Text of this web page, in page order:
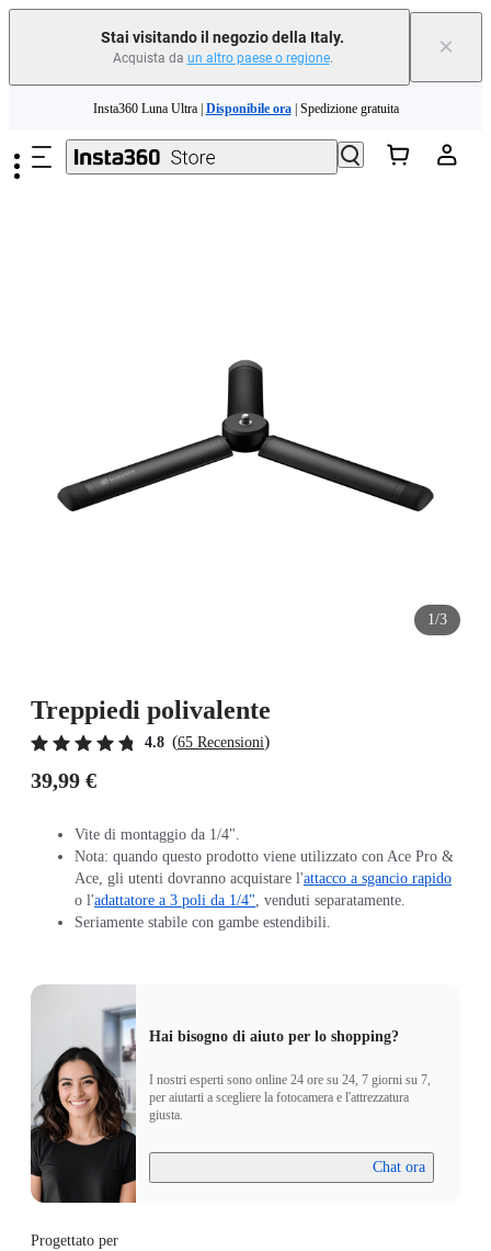
Stai visitando il negozio della Italy.
Acquista da un altro paese o regione. ×
Need shopping help? | Chat with our experts now!
Insta360 Luna Ultra | Disponibile ora| Spedizione gratuita
1/3
Treppiedi polivalente
4.8 (65 Recensioni)
39,99 €
Vite di montaggio da 1/4".
Nota: quando questo prodotto viene utilizzato con Ace Pro &
Ace, gli utenti dovranno acquistare l'attacco a sgancio rapido
o l'adattatore a 3 poli da 1/4", venduti separatamente.
Seriamente stabile con gambe estendibili.
Hai bisogno di aiuto per lo shopping?
I nostri esperti sono online 24 ore su 24, 7 giorni su 7,
per aiutarti a scegliere la fotocamera e l'attrezzatura
giusta.
Chat ora
Progettato per